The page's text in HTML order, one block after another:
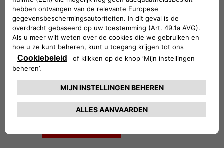
model. Zo kunnen wij de beschikbaarheid van
de onderdelen garanderen.
De perfecte match
Alleen de originele Abarth onderdelen van
Mopar zijn perfect geïntegreerd met de
Dat betekent dat onze onderdelen telkens
precies passen en de vervanging ervan
eenvoudig verloopt.